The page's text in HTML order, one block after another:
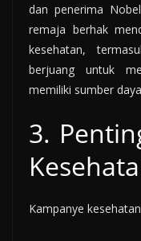
dan penerima
remaja berhak
kesehatan,
berjuang untuk
memiliki sumber
3.
Kampanye